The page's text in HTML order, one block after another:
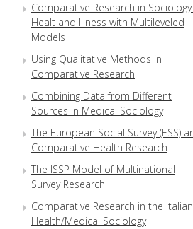
Comparative Research in
Healt and Illness with Multileveled
Models
Using Qualitative Methods in
Comparative Research
Combining Data from Different
Sources in Medical Sociology
The European Social Survey (ESS)
Comparative Health Research
The ISSP Model of Multinational
Survey Research
Comparative Research in the Italian
Health/Medical Sociology